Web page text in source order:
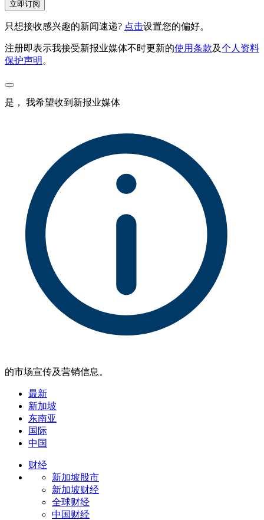
立即订阅
只想接收感兴趣的新闻速递? 点击设置您的偏好。
注册即表示我接受新报业媒体不时更新的使用条款及个人资料
保护声明 。
是， 我希望收到新报业媒体
的市场宣传及营销信息。
最新
新加坡
东南亚
国际
中国
财经
新加坡股市
新加坡财经
全球财经
中国财经